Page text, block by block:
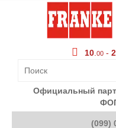
10 00 -
Официальный
(099)